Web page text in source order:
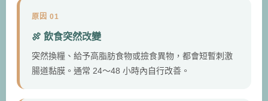
原因 01
🍖 飲食突然改變
突然換糧、給予高脂肪食物或撿食異物，都會短暫刺激
腸道黏膜。通常 24～48 小時內自行改善。